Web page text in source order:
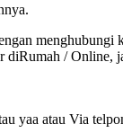
/ Online,
yaa atau Via